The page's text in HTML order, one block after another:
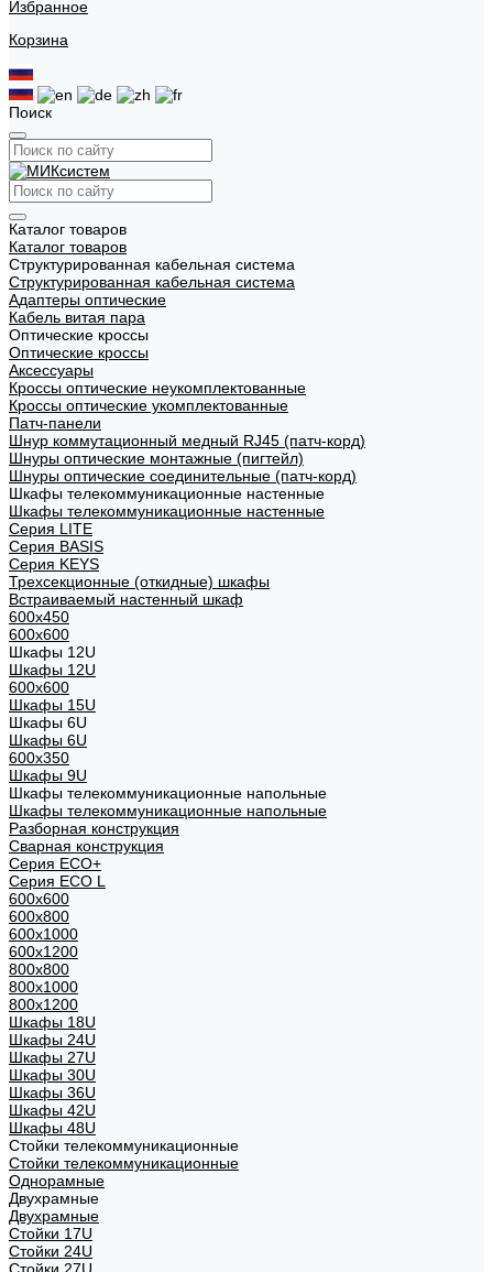
Избранное
Корзина
Поиск
Каталог товаров
Каталог товаров
Структурированная кабельная система
Структурированная кабельная система
Адаптеры оптические
Кабель витая пара
Оптические кроссы
Оптические кроссы
Аксессуары
Кроссы оптические неукомплектованные
Кроссы оптические укомплектованные
Патч-панели
Шнур коммутационный медный RJ45 (патч-корд)
Шнуры оптические монтажные (пигтейл)
Шнуры оптические соединительные (патч-корд)
Шкафы телекоммуникационные настенные
Шкафы телекоммуникационные настенные
Cерия LITE
Cерия BASIS
Cерия KEYS
Трехсекционные (откидные) шкафы
Встраиваемый настенный шкаф
600x450
600x600
Шкафы 12U
Шкафы 12U
600x600
Шкафы 15U
Шкафы 6U
Шкафы 6U
600x350
Шкафы 9U
Шкафы телекоммуникационные напольные
Шкафы телекоммуникационные напольные
Разборная конструкция
Сварная конструкция
Серия ECO+
Серия ECO L
600x600
600x800
600х1000
600х1200
800x800
800х1000
800х1200
Шкафы 18U
Шкафы 24U
Шкафы 27U
Шкафы 30U
Шкафы 36U
Шкафы 42U
Шкафы 48U
Стойки телекоммуникационные
Стойки телекоммуникационные
Однорамные
Двухрамные
Двухрамные
Стойки 17U
Стойки 24U